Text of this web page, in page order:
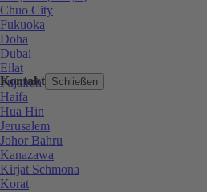
Kontakt Schließen
Chuo City
Fukuoka
Doha
Dubai
Eilat
Fujairah
Haifa
Hua Hin
Jerusalem
Johor Bahru
Kanazawa
Kirjat Schmona
Korat